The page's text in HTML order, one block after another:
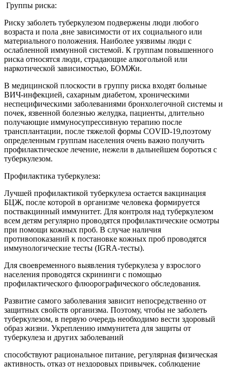
Группы риска:
Риску заболеть туберкулезом подвержены люди любого
возраста и пола ,вне зависимости от их социального или
материального положения. Наиболее уязвимы люди с
ослабленной иммунной системой. К группам повышенного
риска относятся люди, страдающие алкогольной или
наркотической зависимостью, БОМЖи.
В медицинской плоскости в группу риска входят больные
ВИЧ-инфекцией, сахарным диабетом, хроническими
неспецифическими заболеваниями бронхолегочной системы и
почек, язвенной болезнью желудка, пациенты, длительно
получающие иммуносупрессивную терапию после
трансплантации, после тяжелой формы COVID-19,поэтому
определенным группам населения очень важно получить
профилактическое лечение, нежели в дальнейшем бороться с
туберкулезом.
Профилактика туберкулеза:
Лучшей профилактикой туберкулеза остается вакцинация
БЦЖ, после которой в организме человека формируется
поствакцинный иммунитет. Для контроля над туберкулезом
всем детям регулярно проводятся профилактические осмотры
при помощи кожных проб. В случае наличия
противопоказаний к постановке кожных проб проводятся
иммунологические тесты (IGRA-тесты).
Для своевременного выявления туберкулеза у взрослого
населения проводятся скрининги с помощью
профилактического флюорографического обследования.
Развитие самого заболевания зависит непосредственно от
защитных свойств организма. Поэтому, чтобы не заболеть
туберкулезом, в первую очередь необходимо вести здоровый
образ жизни. Укреплению иммунитета для защиты от
туберкулеза и других заболеваний
способствуют рациональное питание, регулярная физическая
активность, отказ от нездоровых привычек, соблюдение